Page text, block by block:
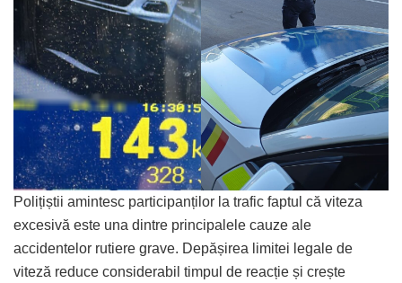
Polițiștii amintesc participanților la trafic faptul că viteza
excesivă este una dintre principalele cauze ale
accidentelor rutiere grave. Depășirea limitei legale de
viteză reduce considerabil timpul de reacție și crește